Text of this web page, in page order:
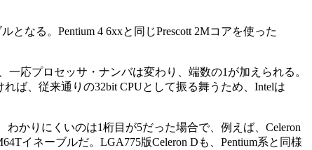
なる。Pentium 4 6xxと同じPrescott 2Mコアを使った
応プロセッサ・ナンバは変わり、端数の1が加えられる。
れば、従来通りの32bit CPUとして振る舞うため、Intelは
かりにくいのは1桁目が5だった場合で、例えば、Celeron
イネーブルだ。LGA775版Celeron Dも、Pentium系と同様